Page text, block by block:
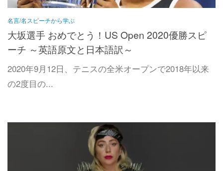
名言/名スピーチから学ぶ
大坂選手 おめでとう！US Open 2020優勝スピ
ーチ ～英語原文と日本語訳～
2020年9月12日、テニスの全米オープンで2018年以来
の2度目の...